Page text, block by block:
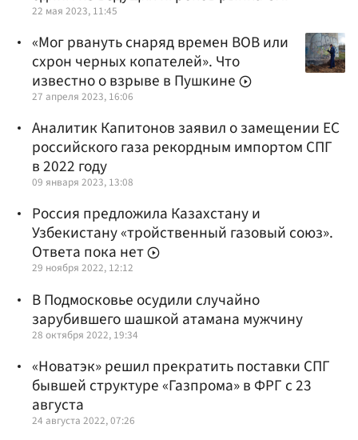
22 мая 2023, 11:45
«Мог рвануть снаряд времен ВОВ или
схрон черных копателей». Что
известно о взрыве в Пушкине
27 апреля 2023, 16:06
Аналитик Капитонов заявил о замещении ЕС
российского газа рекордным импортом СПГ
в 2022 году
09 января 2023, 13:08
Россия предложила Казахстану и
Узбекистану «тройственный газовый союз».
Ответа пока нет
29 ноября 2022, 12:12
В Подмосковье осудили случайно
зарубившего шашкой атамана мужчину
28 октября 2022, 19:34
«Новатэк» решил прекратить поставки СПГ
бывшей структуре «Газпрома» в ФРГ с 23
августа
24 августа 2022, 07:26